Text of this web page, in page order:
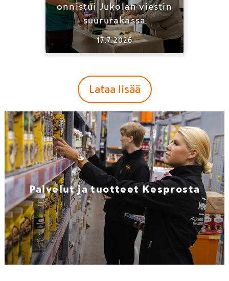
onnistui Jukolan viestin
suururakassa
17.7.2026
Lataa lisää
Palvelut ja tuotteet Kesprosta